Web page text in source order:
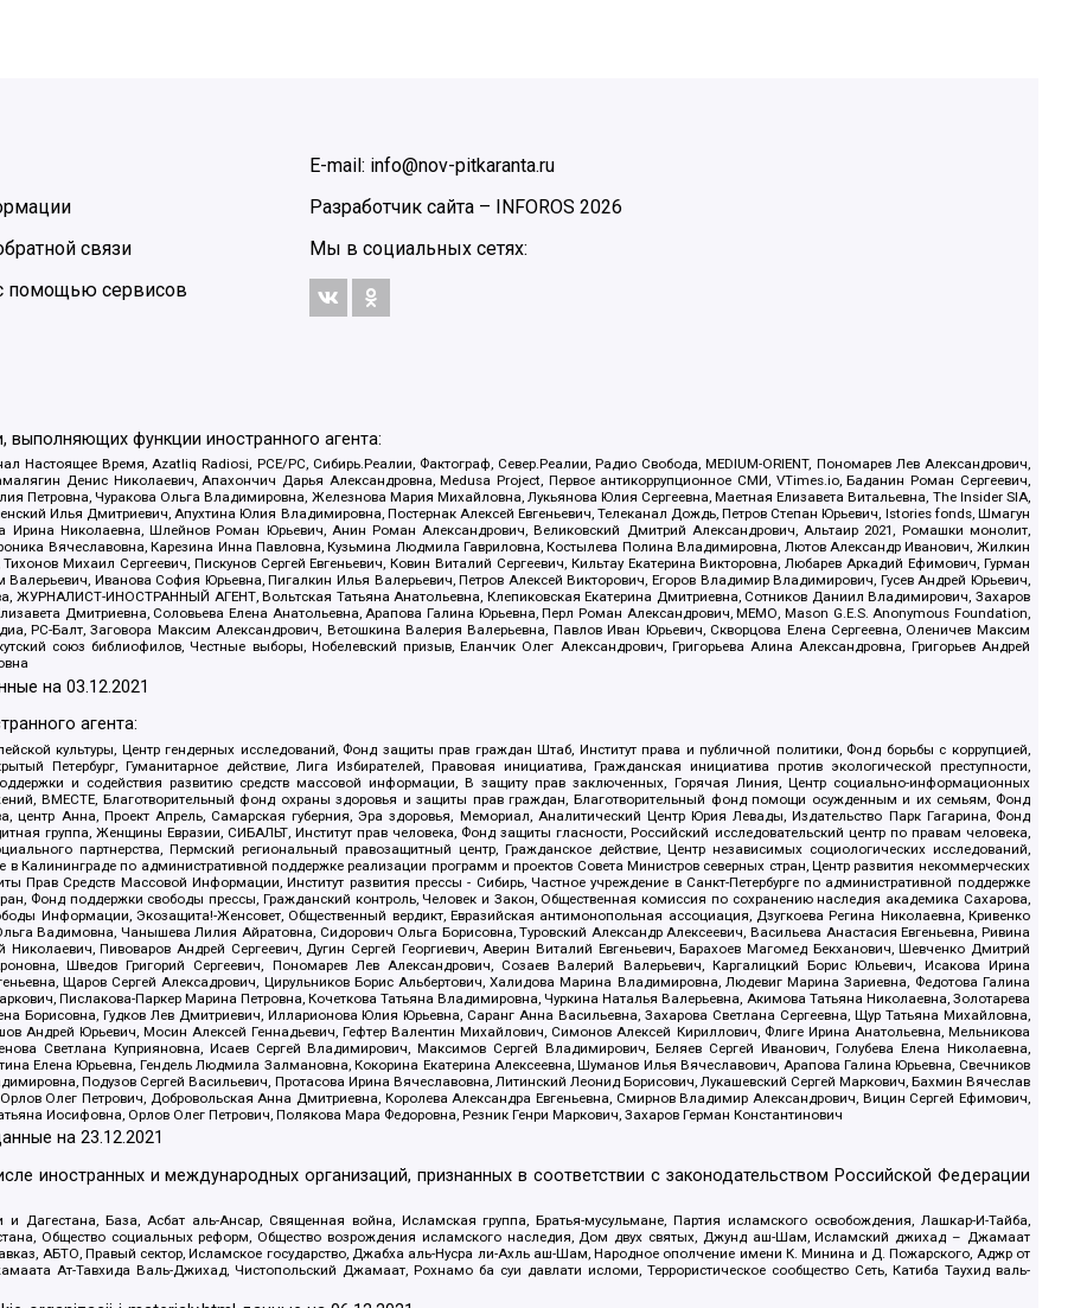
связи
помощью сервисов
E-mail: info@nov-pitkaranta.ru
Разработчик сайта – INFOROS 2026
Мы в социальных сетях:
функции иностранного агента:
Настоящее Время, Azatliq Radiosi, PCE/PC, Сибирь.Реалии, Фактограф, Север.Реалии, Радио Свобода, MEDIUM-ORIENT, Пономарев Лев Александрович,
Денис Николаевич, Апахончич Дарья Александровна, Medusa Project, Первое антикоррупционное СМИ, VTimes.io, Баданин Роман Сергеевич,
Петровна, Чуракова Ольга Владимировна, Железнова Мария Михайловна, Лукьянова Юлия Сергеевна, Маетная Елизавета Витальевна, The Insider SIA,
Илья Дмитриевич, Апухтина Юлия Владимировна, Постернак Алексей Евгеньевич, Телеканал Дождь, Петров Степан Юрьевич, Istories fonds, Шмагун
Ирина Николаевна, Шлейнов Роман Юрьевич, Анин Роман Александрович, Великовский Дмитрий Александрович, Альтаир 2021, Ромашки монолит,
Вячеславовна, Карезина Инна Павловна, Кузьмина Людмила Гавриловна, Костылева Полина Владимировна, Лютов Александр Иванович, Жилкин
Михаил Сергеевич, Пискунов Сергей Евгеньевич, Ковин Виталий Сергеевич, Кильтау Екатерина Викторовна, Любарев Аркадий Ефимович, Гурман
Иванова София Юрьевна, Пигалкин Илья Валерьевич, Петров Алексей Викторович, Егоров Владимир Владимирович, Гусев Андрей Юрьевич,
ЖУРНАЛИСТ-ИНОСТРАННЫЙ АГЕНТ, Вольтская Татьяна Анатольевна, Клепиковская Екатерина Дмитриевна, Сотников Даниил Владимирович, Захаров
Дмитриевна, Соловьева Елена Анатольевна, Арапова Галина Юрьевна, Перл Роман Александрович, МЕМО, Mason G.E.S. Anonymous Foundation,
РС-Балт, Заговора Максим Александрович, Ветошкина Валерия Валерьевна, Павлов Иван Юрьевич, Скворцова Елена Сергеевна, Оленичев Максим
союз библиофилов, Честные выборы, Нобелевский призыв, Еланчик Олег Александрович, Григорьева Алина Александровна, Григорьев Андрей
на03.12.2021
агента:
культуры, Центр гендерных исследований, Фонд защиты прав граждан Штаб, Институт права и публичной политики, Фонд борьбы с коррупцией,
Гуманитарное действие, Лига Избирателей, Правовая инициатива, Гражданская инициатива против экологической преступности,
и содействия развитию средств массовой информации, В защиту прав заключенных, Горячая Линия, Центр социально-информационных
ВМЕСТЕ, Благотворительный фонд охраны здоровья и защиты прав граждан, Благотворительный фонд помощи осужденным и их семьям, Фонд
центр Анна, Проект Апрель, Самарская губерния, Эра здоровья, Мемориал, Аналитический Центр Юрия Левады, Издательство Парк Гагарина, Фонд
группа, Женщины Евразии, СИБАЛЬТ, Институт прав человека, Фонд защиты гласности, Российский исследовательский центр по правам человека,
партнерства, Пермский региональный правозащитный центр, Гражданское действие, Центр независимых социологических исследований,
по административной поддержке реализации программ и проектов Совета Министров северных стран, Центр развития некоммерческих
Прав Средств Массовой Информации, Институт развития прессы - Сибирь, Частное учреждение в Санкт-Петербурге по административной поддержке
Фонд поддержки свободы прессы, Гражданский контроль, Человек и Закон, Общественная комиссия по сохранению наследия академика Сахарова,
Информации, Экозащита!-Женсовет, Общественный вердикт, Евразийская антимонопольная ассоциация, Дзугкоева Регина Николаевна, Кривенко
Вадимовна, Чанышева Лилия Айратовна, Сидорович Ольга Борисовна, Туровский Александр Алексеевич, Васильева Анастасия Евгеньевна, Ривина
Пивоваров Андрей Сергеевич, Дугин Сергей Георгиевич, Аверин Виталий Евгеньевич, Барахоев Магомед Бекханович, Шевченко Дмитрий
Шведов Григорий Сергеевич, Пономарев Лев Александрович, Созаев Валерий Валерьевич, Каргалицкий Борис Юльевич, Исакова Ирина
Щаров Сергей Алексадрович, Цирульников Борис Альбертович, Халидова Марина Владимировна, Людевиг Марина Зариевна, Федотова Галина
Пислакова-Паркер Марина Петровна, Кочеткова Татьяна Владимировна, Чуркина Наталья Валерьевна, Акимова Татьяна Николаевна, Золотарева
Борисовна, Гудков Лев Дмитриевич, Илларионова Юлия Юрьевна, Саранг Анна Васильевна, Захарова Светлана Сергеевна, Щур Татьяна Михайловна,
Андрей Юрьевич, Мосин Алексей Геннадьевич, Гефтер Валентин Михайлович, Симонов Алексей Кириллович, Флиге Ирина Анатольевна, Мельникова
Светлана Куприяновна, Исаев Сергей Владимирович, Максимов Сергей Владимирович, Беляев Сергей Иванович, Голубева Елена Николаевна,
Елена Юрьевна, Гендель Людмила Залмановна, Кокорина Екатерина Алексеевна, Шуманов Илья Вячеславович, Арапова Галина Юрьевна, Свечников
Подузов Сергей Васильевич, Протасова Ирина Вячеславовна, Литинский Леонид Борисович, Лукашевский Сергей Маркович, Бахмин Вячеслав
Олег Петрович, Добровольская Анна Дмитриевна, Королева Александра Евгеньевна, Смирнов Владимир Александрович, Вицин Сергей Ефимович,
Иосифовна, Орлов Олег Петрович, Полякова Мара Федоровна, Резник Генри Маркович, Захаров Герман Константинович
на23.12.2021
иностранных и международных организаций, признанных в соответствии с законодательством Российской Федерации
База, Асбат аль-Ансар, Священная война, Исламская группа, Братья-мусульмане, Партия исламского освобождения, Лашкар-И-Тайба,
Общество социальных реформ, Общество возрождения исламского наследия, Дом двух святых, Джунд аш-Шам, Исламский джихад – Джамаат
АБТО, Правый сектор, Исламское государство, Джабха аль-Нусра ли-Ахль аш-Шам, Народное ополчение имени К. Минина и Д. Пожарского, Аджр от
Ат-Тавхида Валь-Джихад, Чистопольский Джамаат, Рохнамо ба суи давлати исломи, Террористическое сообщество Сеть, Катиба Таухид валь-